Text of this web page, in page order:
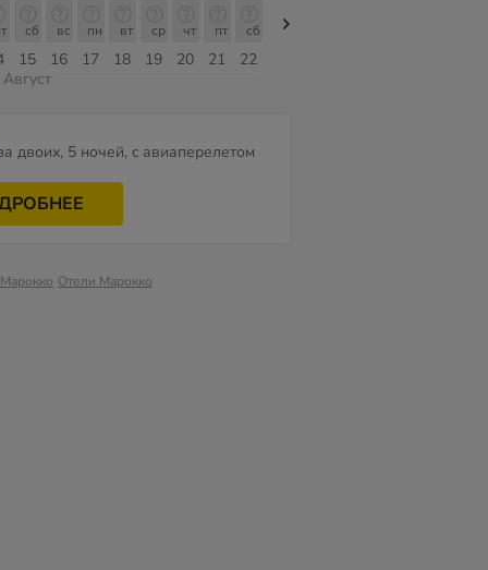
15
сб
16
вс
17
пн
18
вт
19
ср
20
чт
21
пт
22
сб
Август
двоих, 5 ночей, c авиаперелетом
Отели Марокко